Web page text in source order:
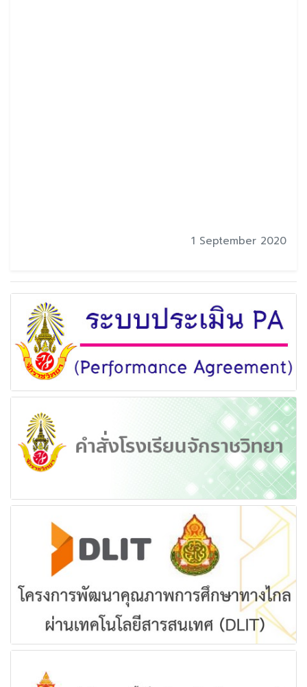
1 September 2020